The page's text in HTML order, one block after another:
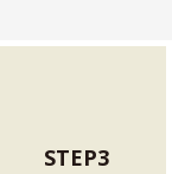
STEP3